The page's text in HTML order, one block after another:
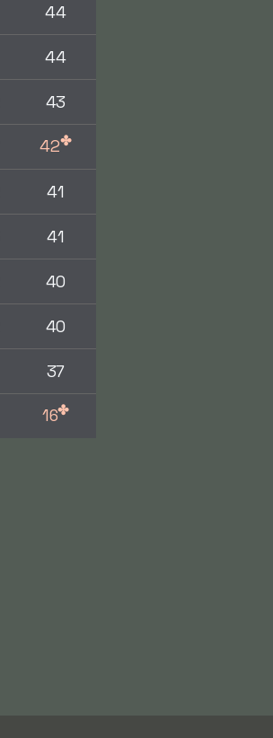
44
44
43
42✤
41
41
40
40
37
16✤